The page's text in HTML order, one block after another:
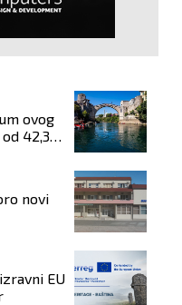
ovog
42,3
novi
EU